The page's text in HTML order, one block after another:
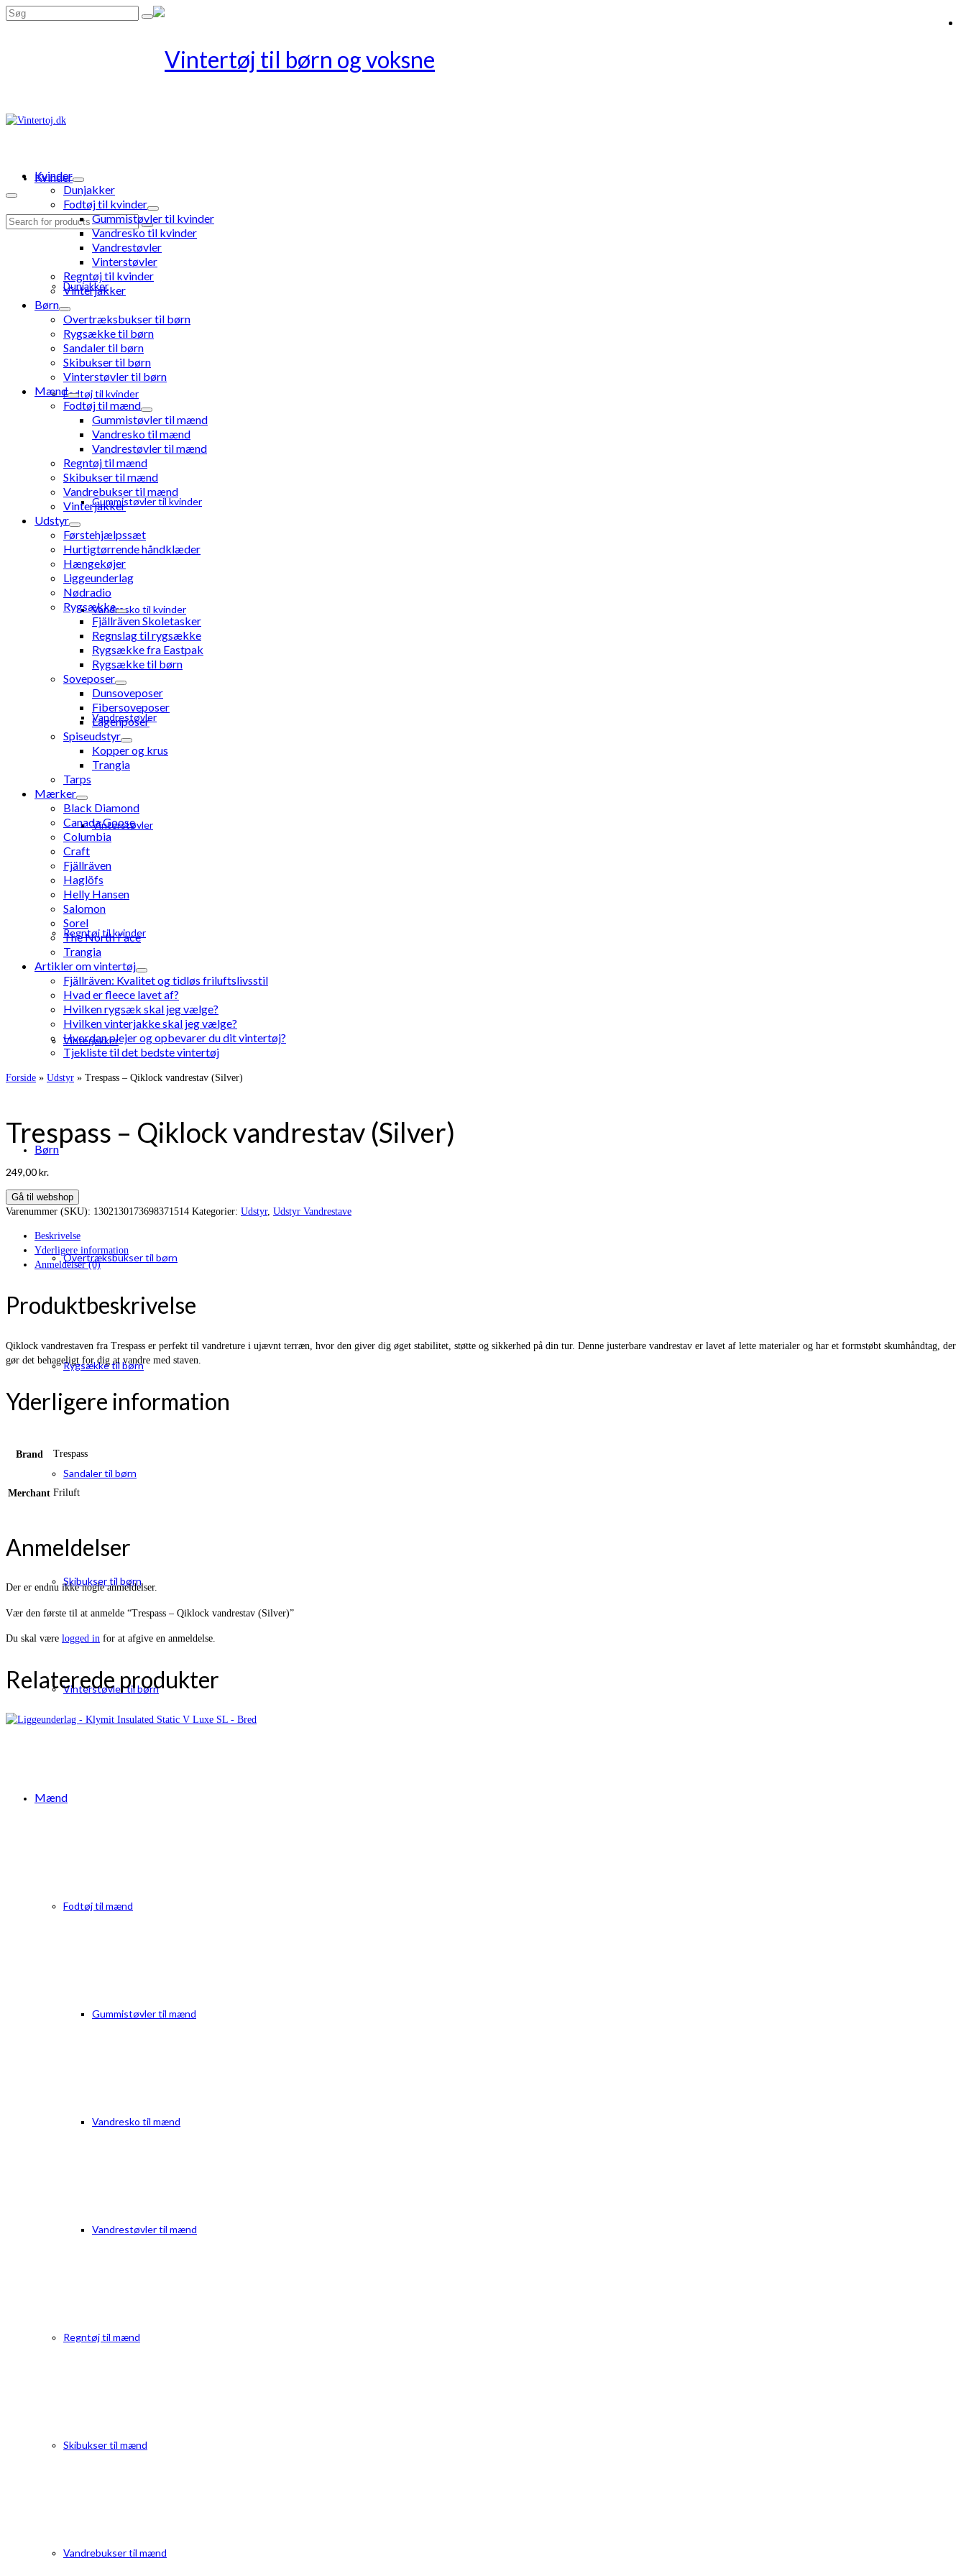
Search
Kvinder
Dunjakker
Fodtøj til kvinder
Gummistøvler til kvinder
Vandresko til kvinder
Vandrestøvler
Vinterstøvler
Regntøj til kvinder
Vinterjakker
Børn
Overtræksbukser til børn
Rygsække til børn
Sandaler til børn
Skibukser til børn
Vinterstøvler til børn
Mænd
Fodtøj til mænd
Gummistøvler til mænd
Vandresko til mænd
Vandrestøvler til mænd
Regntøj til mænd
Skibukser til mænd
Vandrebukser til mænd
Search
Kvinder
Dunjakker
Fodtøj til kvinder
Gummistøvler til kvinder
Vandresko til kvinder
Vandrestøvler
Vinterstøvler
Regntøj til kvinder
Vinterjakker
Børn
Overtræksbukser til børn
Rygsække til børn
Sandaler til børn
Skibukser til børn
Vinterstøvler til børn
Mænd
Fodtøj til mænd
Gummistøvler til mænd
Vandresko til mænd
Vandrestøvler til mænd
Regntøj til mænd
Skibukser til mænd
Vandrebukser til mænd
Vinterjakker
Udstyr
Førstehjælpssæt
Hurtigtørrende håndklæder
Hængekøjer
Liggeunderlag
Nødradio
Rygsække
Fjällräven Skoletasker
Regnslag til rygsække
Rygsække fra Eastpak
Rygsække til børn
Soveposer
Dunsoveposer
Fibersoveposer
Lagenposer
Spiseudstyr
Kopper og krus
Trangia
Tarps
Mærker
Black Diamond
Canada Goose
Columbia
Craft
Fjällräven
Haglöfs
Helly Hansen
Salomon
Sorel
The North Face
Trangia
Artikler om vintertøj
Fjällräven: Kvalitet og tidløs friluftslivsstil
Hvad er fleece lavet af?
Hvilken rygsæk skal jeg vælge?
Hvilken vinterjakke skal jeg vælge?
Hvordan plejer og opbevarer du dit vintertøj?
Tjekliste til det bedste vintertøj
Forside » Udstyr » Trespass – Qiklock vandrestav (Silver)
Trespass – Qiklock vandrestav (Silver)
249,00kr.
Gå til webshop
Varenummer (SKU): 1302130173698371514 Kategorier: Udstyr, Udstyr Vandrestave
Beskrivelse
Yderligere information
Anmeldelser (0)
Produktbeskrivelse
Qiklock vandrestaven fra Trespass er perfekt til vandreture i ujævnt terræn, hvor den giver dig øget stabilitet, støtte og sikkerhed på din tur. Denne justerbare vandrestav er lavet af lette materialer og har et formstøbt skumhåndtag, der
gør det behageligt for dig at vandre med staven.
Yderligere information
Brand Trespass
Merchant Friluft
Anmeldelser
Der er endnu ikke nogle anmeldelser.
Vær den første til at anmelde “Trespass – Qiklock vandrestav (Silver)”
Du skal være logged in for at afgive en anmeldelse.
Relaterede produkter